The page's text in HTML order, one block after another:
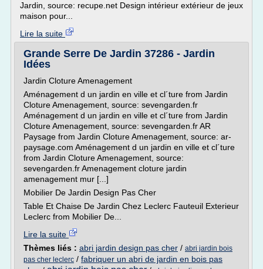
Jardin, source: recupe.net Design intérieur extérieur de jeux
maison pour...
Lire la suite
Grande Serre De Jardin 37286 - Jardin
Idées
Jardin Cloture Amenagement
Aménagement d un jardin en ville et cl´ture from Jardin
Cloture Amenagement, source: sevengarden.fr
Aménagement d un jardin en ville et cl´ture from Jardin
Cloture Amenagement, source: sevengarden.fr AR
Paysage from Jardin Cloture Amenagement, source: ar-
paysage.com Aménagement d un jardin en ville et cl´ture
from Jardin Cloture Amenagement, source:
sevengarden.fr Amenagement cloture jardin
amenagement mur [...]
Mobilier De Jardin Design Pas Cher
Table Et Chaise De Jardin Chez Leclerc Fauteuil Exterieur
Leclerc from Mobilier De...
Lire la suite
Thèmes liés : abri jardin design pas cher / abri jardin bois
pas cher leclerc / fabriquer un abri de jardin en bois pas